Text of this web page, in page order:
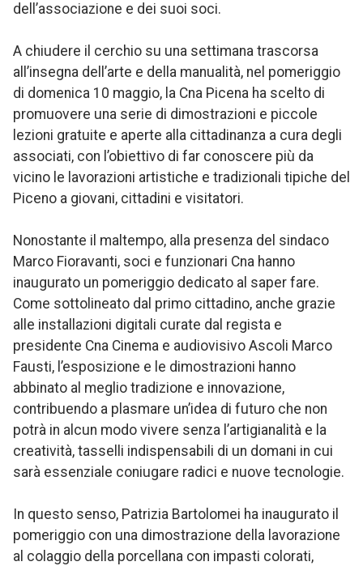
dell’associazione e dei suoi soci.
A chiudere il cerchio su una settimana trascorsa
all’insegna dell’arte e della manualità, nel pomeriggio
di domenica 10 maggio, la Cna Picena ha scelto di
promuovere una serie di dimostrazioni e piccole
lezioni gratuite e aperte alla cittadinanza a cura degli
associati, con l’obiettivo di far conoscere più da
vicino le lavorazioni artistiche e tradizionali tipiche del
Piceno a giovani, cittadini e visitatori.
Nonostante il maltempo, alla presenza del sindaco
Marco Fioravanti, soci e funzionari Cna hanno
inaugurato un pomeriggio dedicato al saper fare.
Come sottolineato dal primo cittadino, anche grazie
alle installazioni digitali curate dal regista e
presidente Cna Cinema e audiovisivo Ascoli Marco
Fausti, l’esposizione e le dimostrazioni hanno
abbinato al meglio tradizione e innovazione,
contribuendo a plasmare un’idea di futuro che non
potrà in alcun modo vivere senza l’artigianalità e la
creatività, tasselli indispensabili di un domani in cui
sarà essenziale coniugare radici e nuove tecnologie.
In questo senso, Patrizia Bartolomei ha inaugurato il
pomeriggio con una dimostrazione della lavorazione
al colaggio della porcellana con impasti colorati,